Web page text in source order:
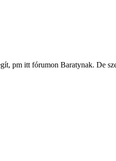
pm itt fórumon Baratynak. De